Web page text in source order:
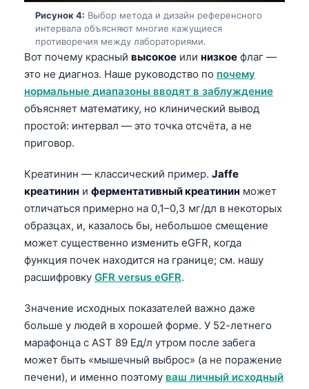
Рисунок 4: Выбор метода и дизайн референсного
интервала объясняют многие кажущиеся
противоречия между лабораториями.
Вот почему красный высокое или низкое флаг —
это не диагноз. Наше руководство по почему
нормальные диапазоны вводят в заблуждение
объясняет математику, но клинический вывод
простой: интервал — это точка отсчёта, а не
приговор.
Креатинин — классический пример. Jaffe
креатинин и ферментативный креатинин может
отличаться примерно на 0,1–0,3 мг/дл в некоторых
образцах, и, казалось бы, небольшое смещение
может существенно изменить eGFR, когда
функция почек находится на границе; см. нашу
расшифровку GFR versus eGFR.
Значение исходных показателей важно даже
больше у людей в хорошей форме. У 52-летнего
марафонца с AST 89 Ед/л утром после забега
может быть «мышечный выброс» (а не поражение
печени), и именно поэтому ваш личный исходный